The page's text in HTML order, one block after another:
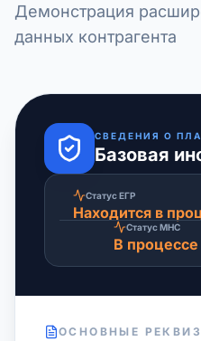
Демонстрация
данных контрагента
СВЕДЕНИЯ О
Базовая
Статус ЕГР
Находится в
Статус МНС
В
ОСНОВНЫЕ